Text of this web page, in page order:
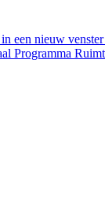
een nieuw
Programma